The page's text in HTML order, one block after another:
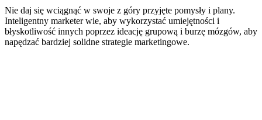
Nie daj się wciągnąć w swoje z góry przyjęte pomysły i plany.
Inteligentny marketer wie, aby wykorzystać umiejętności i
błyskotliwość innych poprzez ideację grupową i burzę mózgów, aby
napędzać bardziej solidne strategie marketingowe.